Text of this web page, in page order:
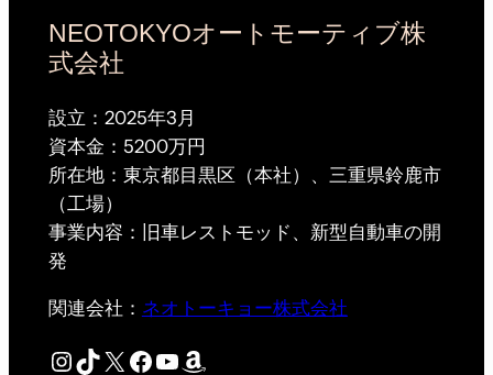
NEOTOKYOオートモーティブ株
式会社
設立：2025年3月
資本金：5200万円
所在地：東京都目黒区（本社）、三重県鈴鹿市
（工場）
事業内容：旧車レストモッド、新型自動車の開
発
関連会社： ネオトーキョー株式会社
Instagram
TikTok
X Facebook
YouTube
Amazon